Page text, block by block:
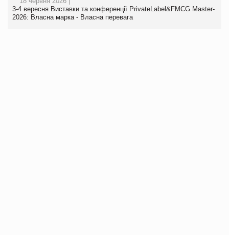
3-4 вересня Виставки та конференції PrivateLabel&FMCG Master-
2026: Власна марка - Власна перевага